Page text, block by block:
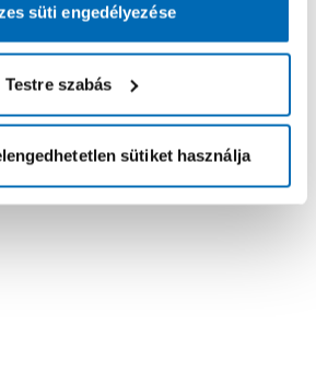
süti engedélyezése
Testre szabás
sütiket használja